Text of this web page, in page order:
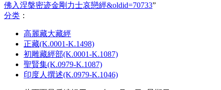
佛入涅槃密迹金剛力士哀戀經&oldid=70733”
分类 ：​
高麗藏大藏經
正藏(K.0001-K.1498)
初雕藏經部(K.0001-K.1087)
聖賢集(K.0979-K.1087)
印度人撰述(K.0979-K.1046)